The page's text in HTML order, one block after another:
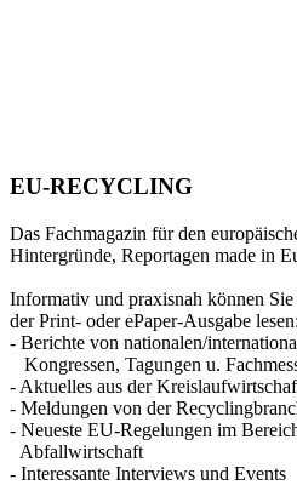
EU-RECYCLING
Das Fachmagazin für den
Hintergründe, Reportagen made in
Informativ und praxisnah können
der Print- oder ePaper-Ausgabe lesen:
- Berichte von nationalen/
Kongressen, Tagungen u.
- Aktuelles aus der
- Meldungen von der
- Neueste EU-Regelungen im
Abfallwirtschaft
- Interessante Interviews und Events